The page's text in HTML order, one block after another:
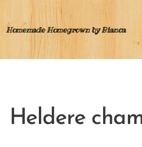
Homemade Homegrown by Bianca
Heldere